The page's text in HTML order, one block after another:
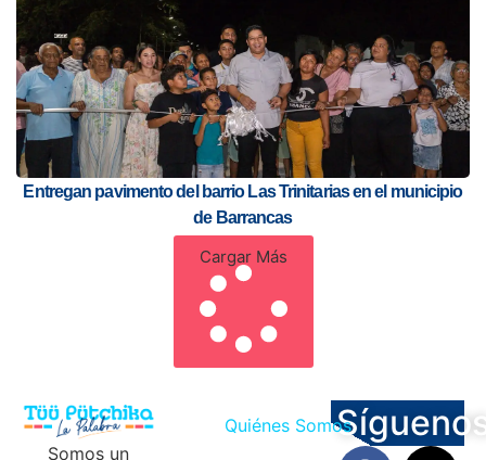
Entregan pavimento del barrio Las Trinitarias en el municipio
de Barrancas
Cargar Más
Somos un
Quiénes Somos